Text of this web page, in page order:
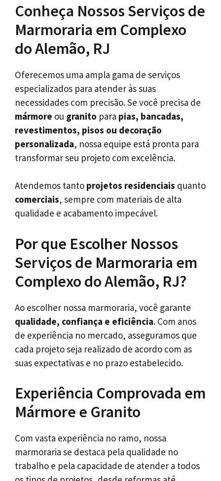
Conheça Nossos Serviços de
Marmoraria em Complexo
do Alemão, RJ
Oferecemos uma ampla gama de serviços
especializados para atender às suas
necessidades com precisão. Se você precisa de
mármore ou granito para pias, bancadas,
revestimentos, pisos ou decoração
personalizada, nossa equipe está pronta para
transformar seu projeto com excelência.
Atendemos tanto projetos residenciais quanto
comerciais, sempre com materiais de alta
qualidade e acabamento impecável.
Por que Escolher Nossos
Serviços de Marmoraria em
Complexo do Alemão, RJ?
Ao escolher nossa marmoraria, você garante
qualidade, confiança e eficiência. Com anos
de experiência no mercado, asseguramos que
cada projeto seja realizado de acordo com as
suas expectativas e no prazo estabelecido.
Experiência Comprovada em
Mármore e Granito
Com vasta experiência no ramo, nossa
marmoraria se destaca pela qualidade no
trabalho e pela capacidade de atender a todos